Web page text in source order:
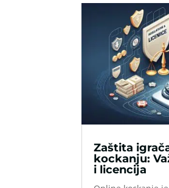
Zaštita
kockanju:
i licencija